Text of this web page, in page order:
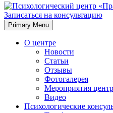
Записаться на консультацию
Primary Menu
О центре
Новости
Статьи
Отзывы
Фотогалерея
Мероприятия
Видео
Психологические